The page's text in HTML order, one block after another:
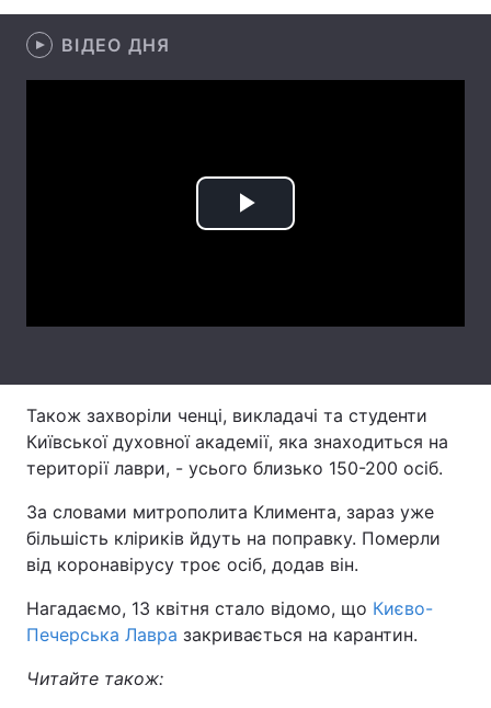
Лонгріди
Вакансії
Тема оформлення
ВІДЕО ДНЯ
Play
Також захворіли ченці, викладачі та студенти
Київської духовної академії, яка знаходиться на
території лаври, - усього близько 150-200 осіб.
За словами митрополита Климента, зараз уже
більшість кліриків йдуть на поправку. Померли
від коронавірусу троє осіб, додав він.
Нагадаємо, 13 квітня стало відомо, що Києво-
Печерська Лавра закривається на карантин.
Читайте також: